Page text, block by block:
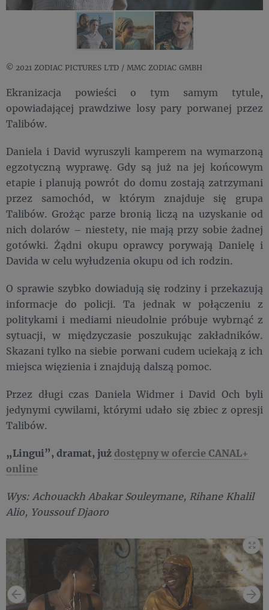
© 2021 ZODIAC PICTURES LTD / MMC ZODIAC GMBH
Ekranizacja powieści o tym samym tytule,
opowiadającej prawdziwe losy pary porwanej przez
Talibów.
Daniela i David wyruszyli kamperem na wymarzoną
egzotyczną wyprawę. Gdy są już na jej końcowym
etapie i planują powrót do domu zostają zatrzymani
przez samochód, w którym znajduje się grupa
Talibów. Grożąc parze bronią liczą na uzyskanie od
nich dolarów – niestety, nie mają przy sobie żadnej
gotówki. Żądni okupu oprawcy porywają Danielę i
Davida w celu wyłudzenia okupu od ich rodzin.
O sprawie szybko dowiadują się rodziny i przekazują
informacje do policji. Ta jednak w połączeniu z
politykami i mediami nieudolnie próbuje wybrnąć z
sytuacji, w międzyczasie poszukując zakładników.
Skazani tylko na siebie porwani cudem uciekają z ich
miejsca więzienia i znajdują dalszą pomoc.
Przez długi czas Daniela Widmer i David Och byli
jedynymi cywilami, którymi udało się zbiec z opresji
Talibów.
„Lingui”, dramat, już dostępny w ofercie CANAL+
online
Wys: Achouackh Abakar Souleymane, Rihane Khalil
Alio, Youssouf Djaoro